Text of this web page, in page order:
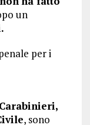
un
per i
, sono